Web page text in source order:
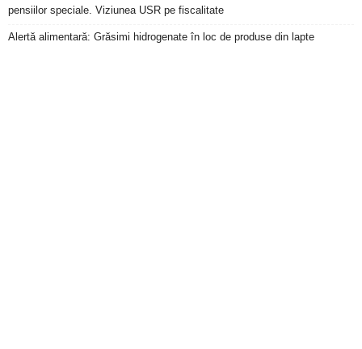
pensiilor speciale. Viziunea USR pe fiscalitate
Alertă alimentară: Grăsimi hidrogenate în loc de produse din lapte